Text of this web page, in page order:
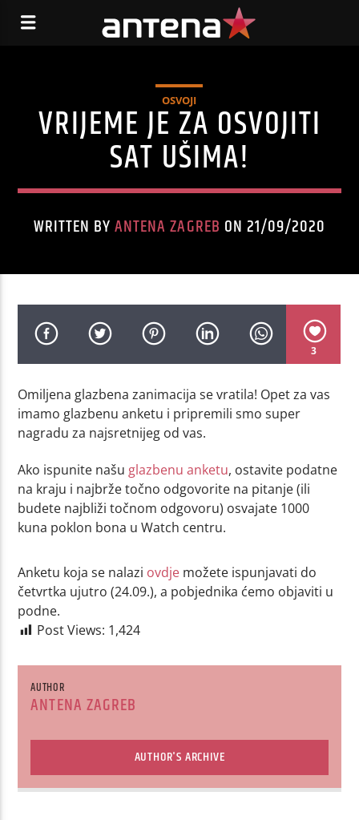
OSVOJI
VRIJEME JE ZA OSVOJITI
SAT UŠIMA!
WRITTEN BYANTENA ZAGREB ON 21/09/2020
3
Omiljena glazbena zanimacija se vratila! Opet za vas
imamo glazbenu anketu i pripremili smo super
nagradu za najsretnijeg od vas.
Ako ispunite našu glazbenu anketu, ostavite podatne
na kraju i najbrže točno odgovorite na pitanje (ili
budete najbliži točnom odgovoru) osvajate 1000
kuna poklon bona u Watch centru.
Anketu koja se nalazi ovdje možete ispunjavati do
četvrtka ujutro (24.09.), a pobjednika ćemo objaviti u
podne.
Post Views: 1,424
AUTHOR
ANTENA ZAGREB
AUTHOR'S ARCHIVE